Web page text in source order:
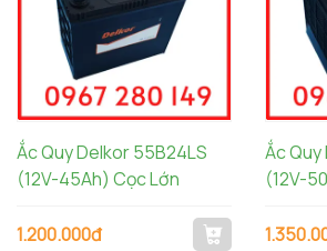
Ắc Quy Delkor 55B24LS
(12V-45Ah) Cọc Lớn
1.200.000đ
Ắc
(12V-